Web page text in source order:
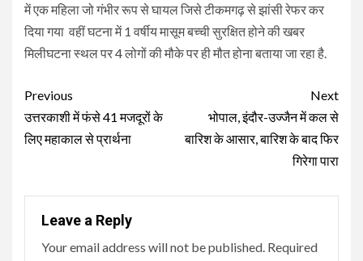
में एक महिला जो गंभीर रूप से घायल जिसे टीकमगढ़ से झांसी रेफर कर
दिया गया वहीं घटना में 1 वर्षीय मासूम बच्ची सुरक्षित होने की खबर
मिलीघटना स्थल पर 4 लोगों की मौके पर ही मौत होना बताया जा रहा है.
Continue
Reading
Previous
उत्तरकाशी में फंसे 41 मजदूरों के
लिए महाकाल से प्रार्थना
Next
भोपाल, इंदौर-उज्जैन में कल से
बारिश के आसार, बारिश के बाद फिर
गिरेगा पारा
Leave a Reply
Your email address will not be published. Required